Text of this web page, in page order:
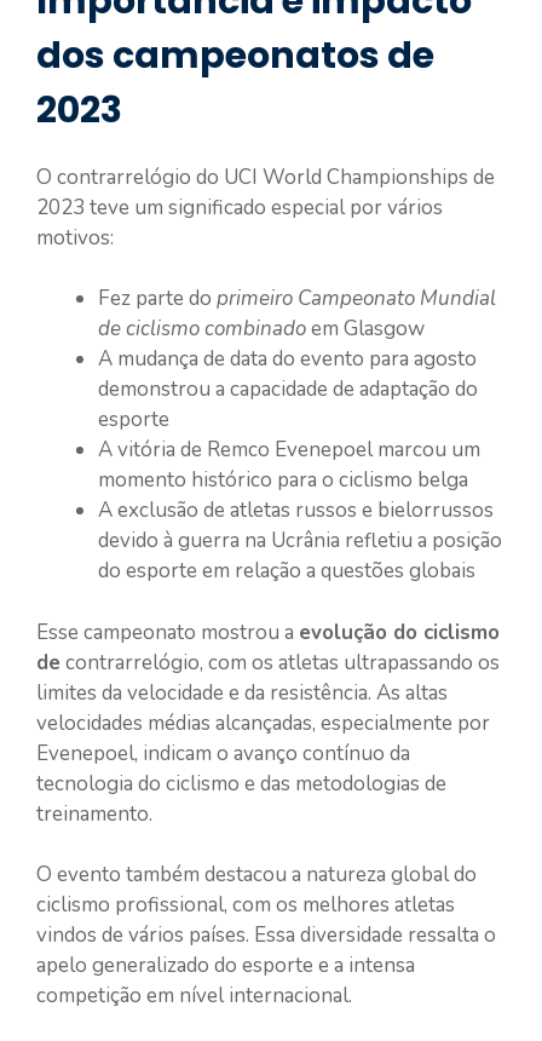
dos campeonatos de
2023
O contrarrelógio do UCI World Championships de
2023 teve um significado especial por vários
motivos:
Fez parte do primeiro Campeonato Mundial
de ciclismo combinadoem Glasgow
A mudança de data do evento para agosto
demonstrou a capacidade de adaptação do
esporte
A vitória de Remco Evenepoel marcou um
momento histórico para o ciclismo belga
A exclusão de atletas russos e bielorrussos
devido à guerra na Ucrânia refletiu a posição
do esporte em relação a questões globais
Esse campeonato mostrou a evolução do ciclismo
de contrarrelógio, com os atletas ultrapassando os
limites da velocidade e da resistência. As altas
velocidades médias alcançadas, especialmente por
Evenepoel, indicam o avanço contínuo da
tecnologia do ciclismo e das metodologias de
treinamento.
O evento também destacou a natureza global do
ciclismo profissional, com os melhores atletas
vindos de vários países. Essa diversidade ressalta o
apelo generalizado do esporte e a intensa
competição em nível internacional.